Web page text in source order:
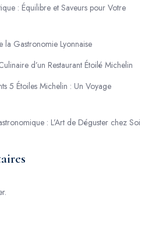
: Équilibre et Saveurs pour Votre
la Gastronomie Lyonnaise
d’un Restaurant Étoilé Michelin
5 Étoiles Michelin : Un Voyage
: L’Art de Déguster chez Soi